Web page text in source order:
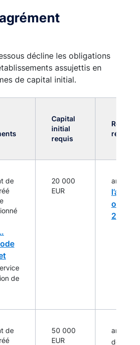
décline les obligations
assujettis en
de capital initial.
Capital
initial
requis
de
de
20 000
EUR
article 4
2009
de
50 000
EUR
article 4
de